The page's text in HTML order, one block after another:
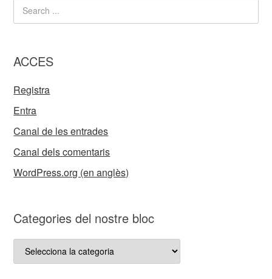
ACCES
Registra
Entra
Canal de les entrades
Canal dels comentaris
WordPress.org (en anglès)
Categories del nostre bloc
Categories
del